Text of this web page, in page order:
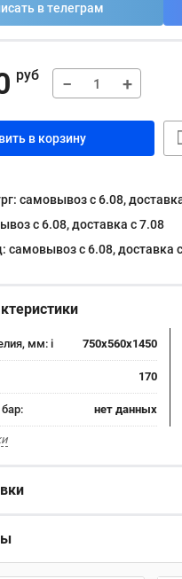
в телеграм
руб − +
в корзину
самовывоз с 6.08,
с 6.08, доставка c 7.08
самовывоз с 6.08, доставка
мм:i 750x560x1450
170
нет данных